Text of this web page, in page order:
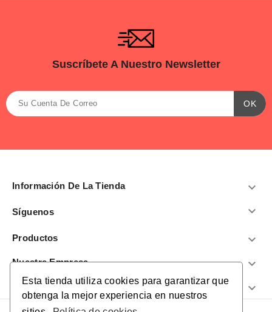
Esta tienda utiliza cookies para garantizar que
obtenga la mejor experiencia en nuestros
Suscríbete A Nuestro Newsletter
Información De La Tienda 
Síguenos 
Productos 
Nuestra Empresa 
¿Te Ayudamos? 